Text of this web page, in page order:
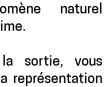
naturel
sortie, vous
représentation